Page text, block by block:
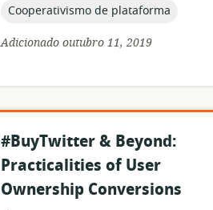
publicação:
topic:
Cooperativismo de plataforma
Adicionado outubro 11, 2019
#BuyTwitter & Beyond:
Practicalities of User
Ownership Conversions